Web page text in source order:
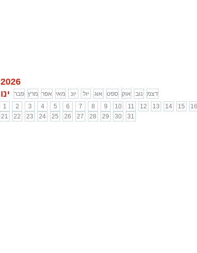
2026
ינו
פבר מרץ אפר מאי יונ יול אוג ספט אוק נוב
דצמ
1
2 3 4 5 6 7 8 9 10 11 12 13 14 15 16
21
22 23 24 25 26 27 28 29 30 31